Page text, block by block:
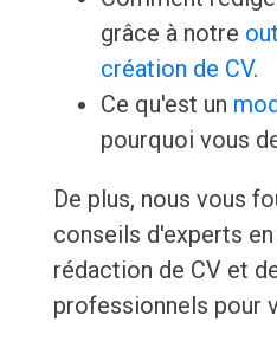
grâce à notre
création de CV.
Ce qu'est un
pourquoi vous
De plus, nous vous
conseils d'experts
rédaction de CV et
professionnels pour